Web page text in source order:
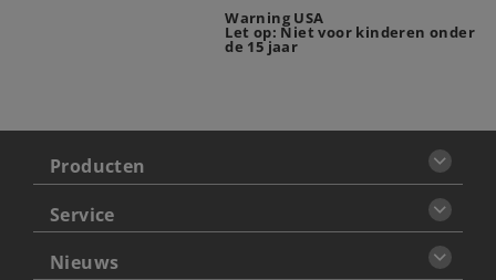
Warning USA
Let op: Niet voor kinderen onder
de 15 jaar
Producten
Service
Nieuws